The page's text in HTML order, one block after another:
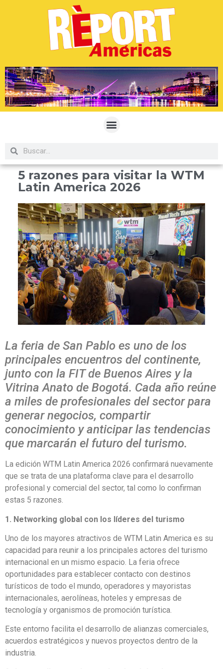
5 razones para visitar la WTM
Latin America 2026
La feria de San Pablo es uno de los
principales encuentros del continente,
junto con la FIT de Buenos Aires y la
Vitrina Anato de Bogotá. Cada año reúne
a miles de profesionales del sector para
generar negocios, compartir
conocimiento y anticipar las tendencias
que marcarán el futuro del turismo.
La edición WTM Latin America 2026 confirmará nuevamente
que se trata de una plataforma clave para el desarrollo
profesional y comercial del sector, tal como lo confirman
estas 5 razones.
1. Networking global con los líderes del turismo
Uno de los mayores atractivos de WTM Latin America es su
capacidad para reunir a los principales actores del turismo
internacional en un mismo espacio. La feria ofrece
oportunidades para establecer contacto con destinos
turísticos de todo el mundo, operadores y mayoristas
internacionales, aerolíneas, hoteles y empresas de
tecnología y organismos de promoción turística.
Este entorno facilita el desarrollo de alianzas comerciales,
acuerdos estratégicos y nuevos proyectos dentro de la
industria.